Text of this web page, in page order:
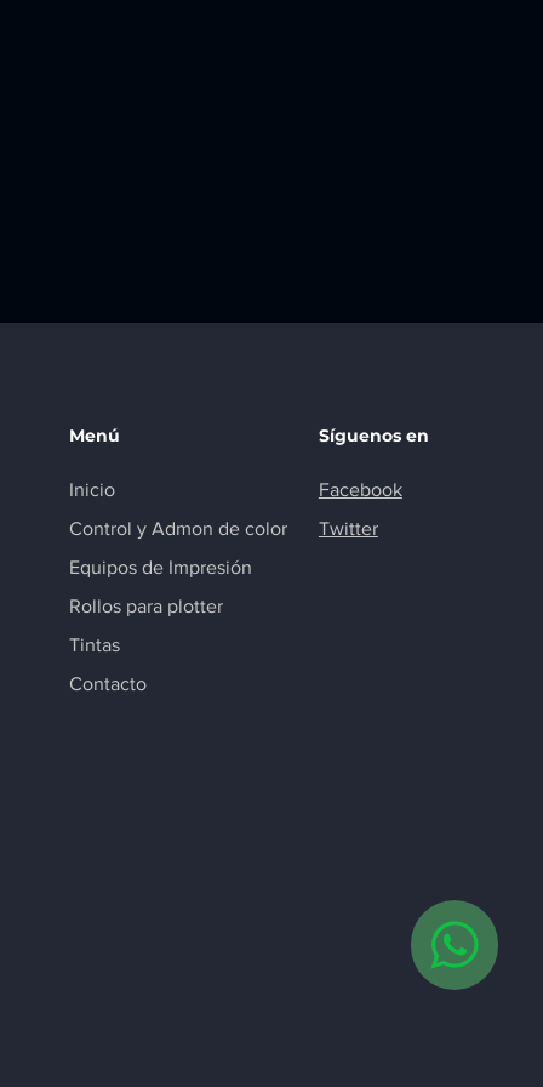
Menú
Inicio
Control y Admon de color
Equipos de Impresión
Rollos para plotter
Tintas
Contacto
Síguenos en
Facebook
Twitter